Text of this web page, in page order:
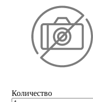
Количество